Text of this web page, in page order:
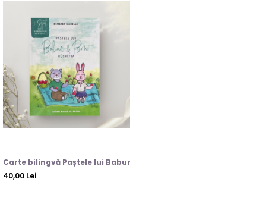
Carte bilingvă Paștele lui Babur & Boni Húsvétja
40,00 Lei